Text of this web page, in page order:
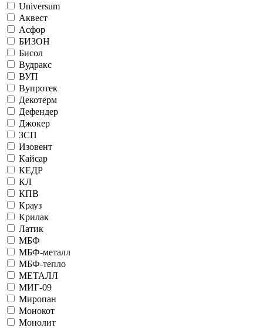
Universum
Аквест
Асфор
БИЗОН
Бисол
Вудракс
ВУП
Вупротек
Декотерм
Дефендер
Джокер
ЗСП
Изовент
Кайсар
КЕДР
КЛ
КПВ
Крауз
Крилак
Латик
МБФ
МБФ-металл
МБФ-тепло
МЕТАЛЛ
МИГ-09
Миропан
Монокот
Монолит